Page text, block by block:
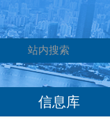
信息库